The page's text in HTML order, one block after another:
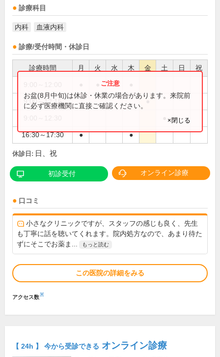
診療科目
内科 血液内科
診療/受付時間・休診日
診療時間 月 火 水 木 金 土 日 祝
●
9:00～12:15 ●
16:30～17:30 ● ●
お盆(8月中旬)は休診・休業の場合があります。来院前
に必ず医療機関に直接ご確認ください。
×閉じる
休診日: 日、祝
初診受付 オンライン診療
口コミ
小さなクリニックですが、スタッフの感じも良く、先生
も丁寧に話を聴いてくれます。院内処方なので、あまり待た
ずにそこでお薬ま...
もっと読む
この医院の詳細をみる
アクセス数※
【 24h 】 今から受診できる オンライン診療